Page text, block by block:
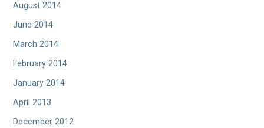
August 2014
June 2014
March 2014
February 2014
January 2014
April 2013
December 2012